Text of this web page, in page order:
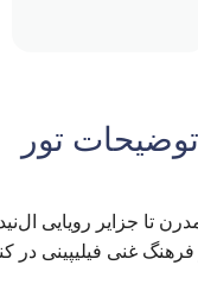
توضیحات تور
تا جزایر رویایی
غنی فیلیپینی در